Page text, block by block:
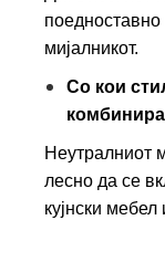
мијалникот.
Со кои
Неутралниот
лесно да се
кујнски